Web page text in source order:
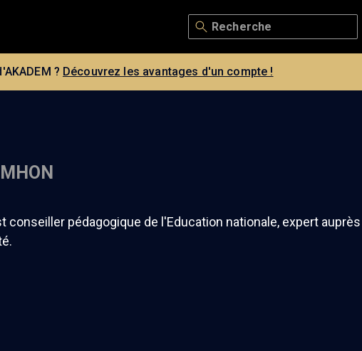
? Découvrez les avantages d'un compte !
conseiller pédagogique de l'Education nationale, expert auprès